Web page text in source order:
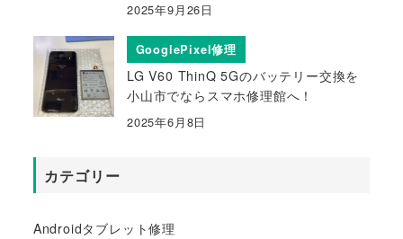
2025年9月26日
GooglePixel修理
LG V60 ThinQ 5Gのバッテリー交換を
小山市でならスマホ修理館へ！
2025年6月8日
カテゴリー
Androidタブレット修理